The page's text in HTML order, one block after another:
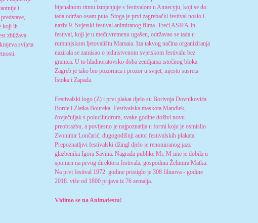
i
koji ih
zbližava
svijeta
bijenalnom ritmu izmjenjuje s festivalom u Annecyju, koji se do
tada održao osam puta. Stoga je prvi zagrebački festival nosio i
naziv 9. Svjetski festival animiranog filma. Treći ASIFA-in
festival, koji je u međuvremenu ugašen, održavao se tada u
rumunjskom ljetovalištu Mamaia. Iza takvog načina organiziranja
nazirala se zamisao o jedinstvenom svjetskom festivalu bez
granica. U to hladnoratovsko doba zemljama istočnog bloka
Zagreb je tako bio pozornica i prozor u svijet, mjesto susreta
Istoka i Zapada.
Festivalski logo (Z) i prvi plakat djelo su Borivoja Dovnikovića
Borde i Zlatka Boureka. Festivalska maskota Mandlek,
čovječuljak s polucilindrom, svake godine doživi novu
preobrazbu, a povijesno je najpoznatija u formi koju je osmislio
Zvonimir Lončarić, dugogodišnji autor festivalskih plakata.
Prepoznatljivi festivalski džingl djelo je renomiranog jazz
glazbenika Igora Savina. Nagrada publike Mr. M ime je dobila u
spomen na prvog direktora festivala, gospodina Želimira Matka.
Na prvi festival 1972. godine pristiglo je 308 filmova - godine
2018. više od 1800 prijava iz 76 zemalja.
Vidimo se na Animafestu!